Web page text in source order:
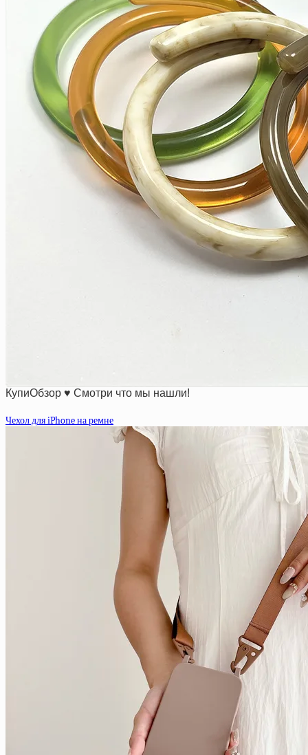
КупиОбзор ♥ Смотри что мы нашли!
Чехол для iPhone на ремне